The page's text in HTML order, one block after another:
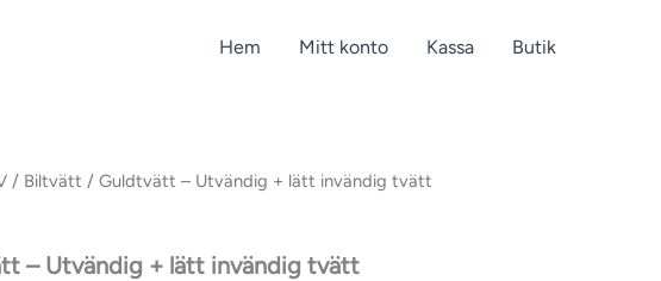
Hem Mitt konto Kassa Butik
/ Biltvätt / Guldtvätt – Utvändig + lätt invändig tvätt
– Utvändig + lätt invändig tvätt